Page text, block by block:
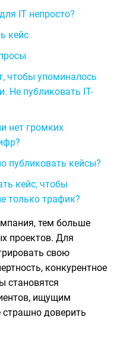
IT непросто?
кейс
чтобы упоминалось
Не публиковать IT-
нет громких
публиковать кейсы?
кейс, чтобы
только трафик?
тем больше
проектов. Для
свою
конкурентное
становятся
ищущим
доверить